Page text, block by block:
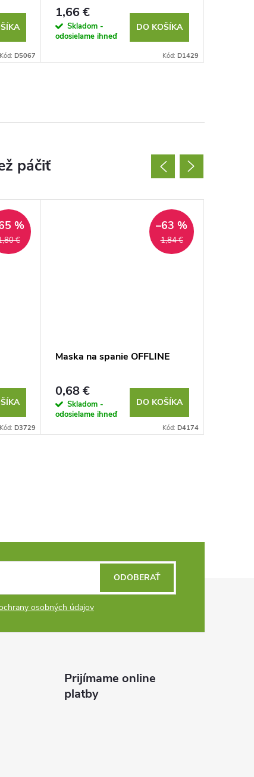
Kód: D5067
1,66 €
Skladom -
odosielame ihneď
DO KOŠÍKA
Kód: D1429
€
%
Kód: D3729
1,84 €
–63 %
Maska na spanie OFFLINE
0,68 €
Skladom -
odosielame ihneď
DO KOŠÍKA
Kód: D4174
osobných údajov
ODOBERAŤ
Prijímame online
platby